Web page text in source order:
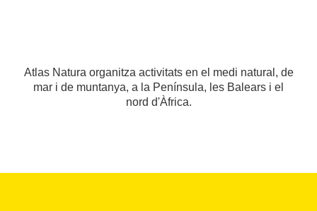
Atlas Natura organitza activitats en el medi natural, de
mar i de muntanya, a la Península, les Balears i el
nord d'Àfrica.